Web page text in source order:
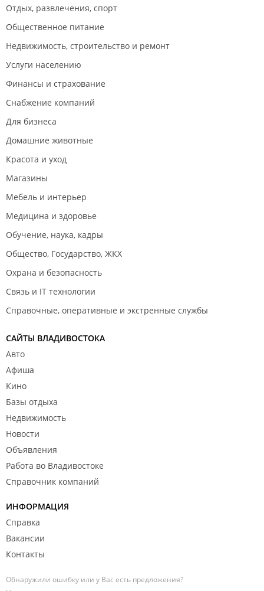
Отдых, развлечения, спорт
Общественное питание
Недвижимость, строительство и ремонт
Услуги населению
Финансы и страхование
Снабжение компаний
Для бизнеса
Домашние животные
Красота и уход
Магазины
Мебель и интерьер
Медицина и здоровье
Обучение, наука, кадры
Общество, Государство, ЖКХ
Охрана и безопасность
Связь и IT технологии
Справочные, оперативные и экстренные службы
САЙТЫ ВЛАДИВОСТОКА
Авто
Афиша
Кино
Базы отдыха
Недвижимость
Новости
Объявления
Работа во Владивостоке
Справочник компаний
ИНФОРМАЦИЯ
Справка
Вакансии
Контакты
Обнаружили ошибку или у Вас есть предложения?